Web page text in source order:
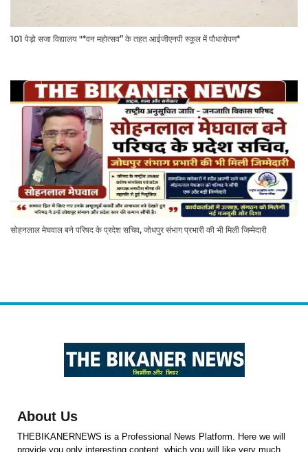
101 पेड़ो सजा विद्यालय "*वन महोत्सव” के तहत आईजीएनपी स्कूल में पौधारोपण*
सोहनलाल मेघवाल बने परिषद के प्रदेश सचिव, जोधपुर संभाग प्रभारी की भी मिली जिम्मेदारी
About Us
THEBIKANERNEWS is a Professional News Platform. Here we will
provide you only interesting content, which you will like very much.